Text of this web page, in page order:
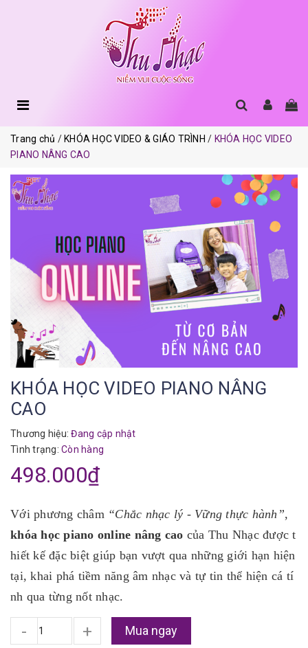
Trang chủ KHÓA HỌC VIDEO & GIÁO TRÌNH
KHÓA HỌC VIDEO
PIANO NÂNG CAO
KHÓA HỌC VIDEO PIANO NÂNG
CAO
Thương hiệu: Đang cập nhật
Tình trạng: Còn hàng
498.000₫
Với phương châm “Chắc nhạc lý - Vững thực hành”,
khóa học piano online nâng cao của Thu Nhạc được t
hiết kế đặc biệt giúp bạn vượt qua những giới hạn hiện
tại, khai phá tiềm năng âm nhạc và tự tin thể hiện cá tí
nh qua từng nốt nhạc.
- + Mua ngay